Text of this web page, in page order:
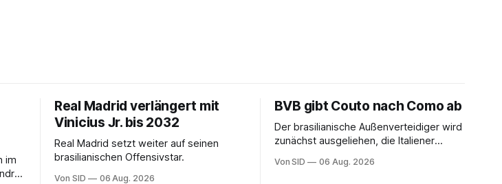
im
Real Madrid verlängert mit
Vinicius Jr. bis 2032
Real Madrid setzt weiter auf seinen
brasilianischen Offensivstar.
Von SID 06 Aug. 2026
BVB gibt Couto nach Como ab
Der brasilianische Außenverteidiger wird
zunächst ausgeliehen, die Italiener
Von SID 06 Aug. 2026